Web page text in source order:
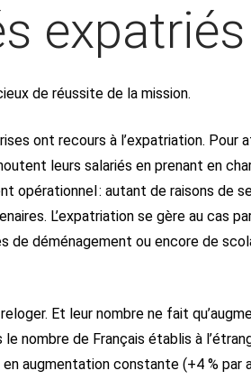
expatriés
de réussite de la mission.
ont recours à l’expatriation. Pour
leurs salariés en prenant en
opérationnel : autant de raisons de
L’expatriation se gère au cas
de déménagement ou encore de
Et leur nombre ne fait
nombre de Français établis à
augmentation constante (+4 % par